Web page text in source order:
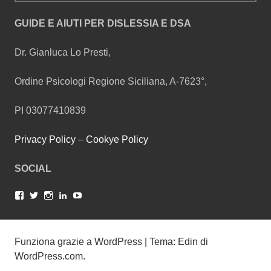
GUIDE E AIUTI PER DISLESSIA E DSA
Dr. Gianluca Lo Presti,
Ordine Psicologi Regione Siciliana, A-7623°,
PI 03077410839
Privacy Policy – Cookye Policy
SOCIAL
Facebook
TwitterInstagramLinkedIn
Funziona grazie a WordPress
Tema: Edin di
WordPress.com.